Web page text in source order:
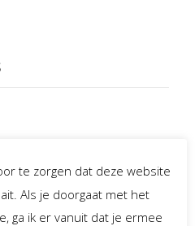
te zorgen dat deze website
Als je doorgaat met het
ga ik er vanuit dat je ermee